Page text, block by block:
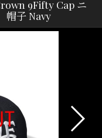
9Fifty Cap ニ
帽子 Navy